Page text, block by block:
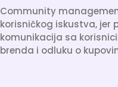
Community
korisničkog iskustva, jer
komunikacija sa
brenda i odluku o